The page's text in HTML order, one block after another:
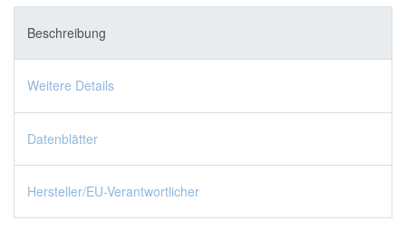
Beschreibung
Weitere Details
Datenblätter
Hersteller/EU-Verantwortlicher